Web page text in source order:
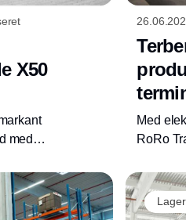
X50
med
el-truck
Linde af
Med
RoRo
Lager